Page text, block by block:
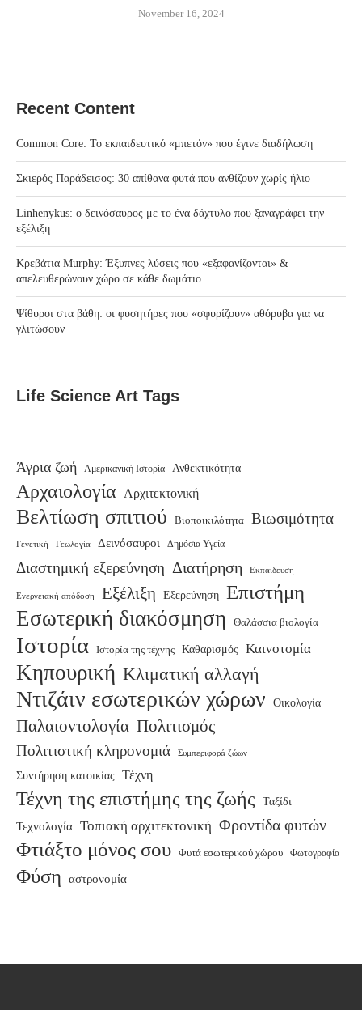
November 16, 2024
Recent Content
Common Core: Το εκπαιδευτικό «μπετόν» που έγινε διαδήλωση
Σκιερός Παράδεισος: 30 απίθανα φυτά που ανθίζουν χωρίς ήλιο
Linhenykus: ο δεινόσαυρος με το ένα δάχτυλο που ξαναγράφει την
εξέλιξη
Κρεβάτια Murphy: Έξυπνες λύσεις που «εξαφανίζονται» &
απελευθερώνουν χώρο σε κάθε δωμάτιο
Ψίθυροι στα βάθη: οι φυσητήρες που «σφυρίζουν» αθόρυβα για να
γλιτώσουν
Life Science Art Tags
Άγρια ζωή Αμερικανική Ιστορία Ανθεκτικότητα
Αρχαιολογία Αρχιτεκτονική
Βελτίωση σπιτιού Βιοποικιλότητα Βιωσιμότητα
Γενετική Γεωλογία Δεινόσαυροι Δημόσια Υγεία
Διαστημική εξερεύνηση Διατήρηση Εκπαίδευση
Ενεργειακή απόδοση Εξέλιξη Εξερεύνηση Επιστήμη
Εσωτερική διακόσμηση Θαλάσσια βιολογία
Ιστορία Ιστορία της τέχνης Καθαρισμός Καινοτομία
Κηπουρική Κλιματική αλλαγή
Ντιζάιν εσωτερικών χώρων Οικολογία
Παλαιοντολογία Πολιτισμός
Πολιτιστική κληρονομιά Συμπεριφορά ζώων
Συντήρηση κατοικίας Τέχνη
Τέχνη της επιστήμης της ζωής Ταξίδι
Τεχνολογία Τοπιακή αρχιτεκτονική Φροντίδα φυτών
Φτιάξτο μόνος σου Φυτά εσωτερικού χώρου Φωτογραφία
Φύση αστρονομία